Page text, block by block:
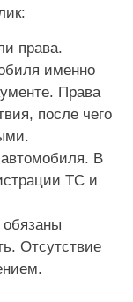
права.
именно
Права
после чего
В
ТС и
Отсутствие